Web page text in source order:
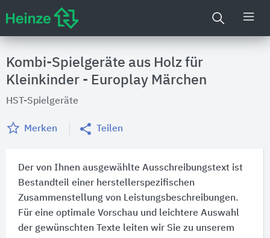
Kombi-Spielgeräte aus Holz für
Kleinkinder - Europlay Märchen
HST-Spielgeräte
Merken Teilen
Der von Ihnen ausgewählte Ausschreibungstext ist
Bestandteil einer herstellerspezifischen
Zusammenstellung von Leistungsbeschreibungen.
Für eine optimale Vorschau und leichtere Auswahl
der gewünschten Texte leiten wir Sie zu unserem